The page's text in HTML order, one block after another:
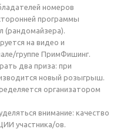
номеров
программы
(рандомайзера).
на видео и
группе ПримФишинг.
два приза: при
новый розыгрыш.
организатором
внимание: качество
участника/ов.